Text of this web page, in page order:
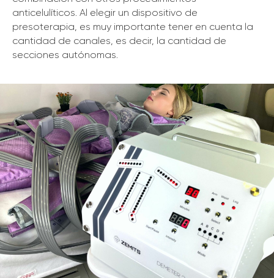
anticelulíticos. Al elegir un dispositivo de
presoterapia, es muy importante tener en cuenta la
cantidad de canales, es decir, la cantidad de
secciones autónomas.